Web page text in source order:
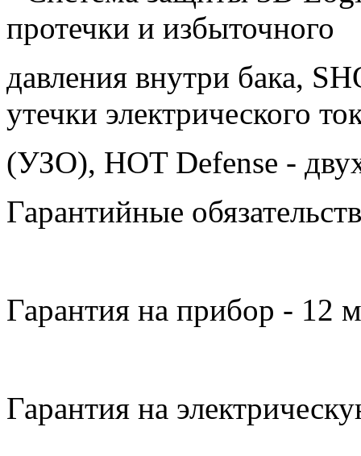
протечки и избыточного
давления внутри бака,
утечки электрического
(УЗО), HOT Defense -
Гарантийные
Гарантия на прибор - 12
Гарантия на